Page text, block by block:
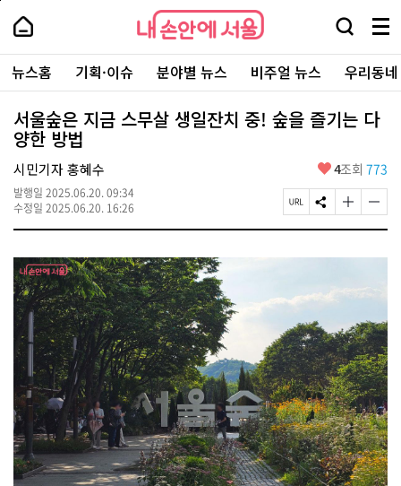
본
로
가
내
손
안
에
서
울
-
서
울
시
대
표
소
통
포
내
손
에
울
검
창
열
기
메
뉴
전
체
보
주
요
서
뉴스홈 기획·이슈 분야별 뉴스 비주얼 뉴스 우리동
서울숲은 지금 스무살 생일잔치 중! 숲을 즐기는 다
양한 방법
시민기자 홍혜수
발행일 2025.06.20. 09:34
수정일 2025.06.20. 16:26
좋
요
4조회 773
페
이
U
복
S
N
공
하
기
글
자
기
게
변
하
기
글
자
기
변
경
하
기
페
상
단
로